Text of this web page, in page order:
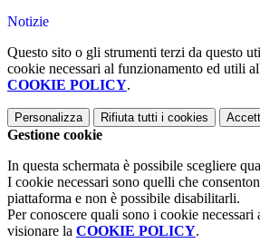
Notizie
Questo sito o gli strumenti terzi da questo
cookie necessari al funzionamento ed utili
COOKIE POLICY.
Personalizza Rifiuta tutti i cookies
Gestione cookie
In questa schermata è possibile scegliere
I cookie necessari sono quelli che
piattaforma e non è possibile disabilitarli.
Per conoscere quali sono i cookie
visionare la COOKIE POLICY.